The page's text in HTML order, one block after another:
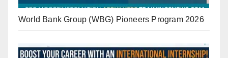
World Bank Group (WBG) Pioneers Program 2026